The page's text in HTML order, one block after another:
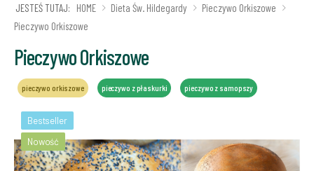
JESTEŚ TUTAJ: HOME Dieta Św. Hildegardy
Pieczywo Orkiszowe
Pieczywo Orkiszowe
Pieczywo Orkiszowe
pieczywo orkiszowe pieczywo z płaskurki pieczywo z samopszy
Bestseller
Nowość